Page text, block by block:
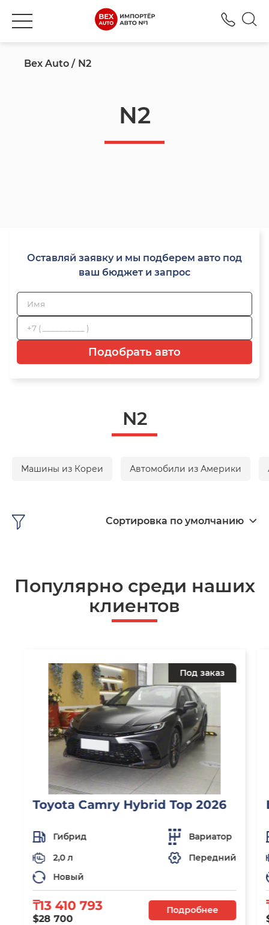
Bex Auto N2
N2
Оставляй заявку и мы подберем авто под
ваш бюджет и запрос
Подобрать авто
N2
Машины из Кореи Автомобили из Америки
Сортировка по умолчанию
Популярно среди наших
клиентов
Под заказ
Toyota Camry Hybrid Top 2026
Гибрид
Вариатор
2,0 л
Передний
Новый
₸13 410 793
$28 700
Подробнее